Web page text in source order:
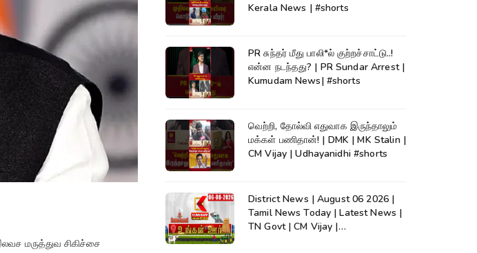
மருத்துவ சிகிச்சை
Kerala News | #shorts
PR சுந்தர் மீது பாலி*ல் குற்றச்சாட்டு..!
என்ன நடந்தது? | PR Sundar Arrest |
Kumudam News| #shorts
வெற்றி, தோல்வி எதுவாக இருந்தாலும்
மக்கள் பணிதான்! | DMK | MK Stalin |
CM Vijay | Udhayanidhi #shorts
District News | August 06 2026 |
Tamil News Today | Latest News |
TN Govt | CM Vijay |